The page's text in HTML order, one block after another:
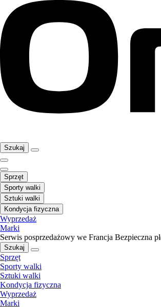
Szukaj
Sprzęt
Sporty walki
Sztuki walki
Kondycja fizyczna
Wyprzedaż
Marki
Serwis posprzedażowy we Francja Bezpieczna
Szukaj
Sprzęt
Sporty walki
Sztuki walki
Kondycja fizyczna
Wyprzedaż
Marki